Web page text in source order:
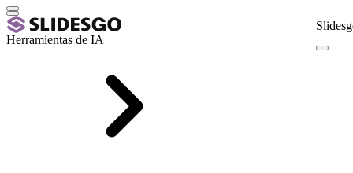
Herramientas de IA